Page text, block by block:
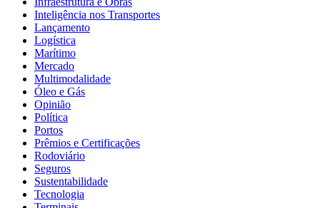
Inteligência nos Transportes
Lançamento
Logística
Marítimo
Mercado
Multimodalidade
Óleo e Gás
Opinião
Política
Portos
Prêmios e Certificações
Rodoviário
Seguros
Sustentabilidade
Tecnologia